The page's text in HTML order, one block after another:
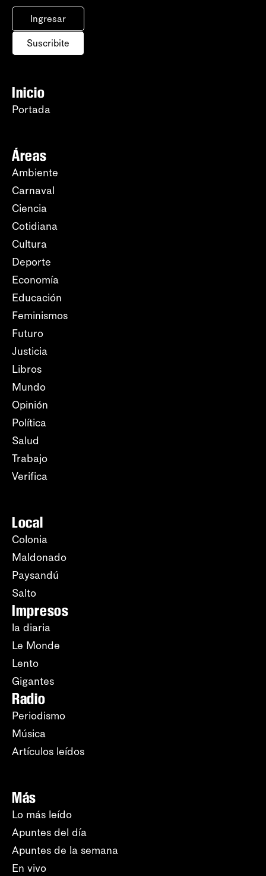
Ingresar
Suscribite
Inicio
Portada
Áreas
Ambiente
Carnaval
Ciencia
Cotidiana
Cultura
Deporte
Economía
Educación
Feminismos
Futuro
Justicia
Libros
Mundo
Opinión
Política
Salud
Trabajo
Verifica
Local
Colonia
Maldonado
Paysandú
Salto
Impresos
la diaria
Le Monde
Lento
Gigantes
Radio
Periodismo
Música
Artículos leídos
Más
Lo más leído
Apuntes del día
Apuntes de la semana
En vivo